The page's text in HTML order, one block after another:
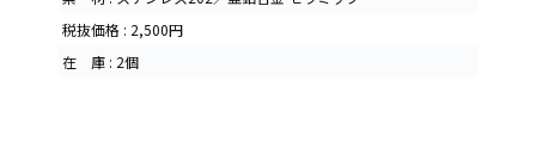
税抜価格 : 2,500円
在 庫 : 2個